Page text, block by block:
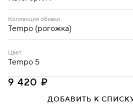
Коллекция обивки
Tempo (рогожка)
Цвет
Tempo 5
9 420 ₽
ДОБАВИТЬ К